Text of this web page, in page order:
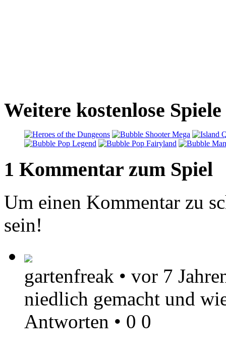
Weitere kostenlose
1 Kommentar zum Spiel
Um einen Kommentar zu
sein!
gartenfreak • vor 7
niedlich gemacht und
Antworten • 0 0